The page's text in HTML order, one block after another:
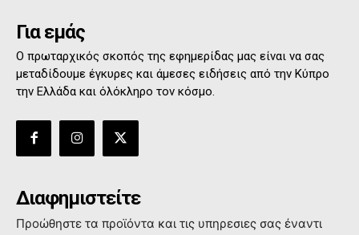
Για εμάς
Ο πρωταρχικός σκοπός της εφημερίδας μας είναι να σας
μεταδίδουμε έγκυρες και άμεσες ειδήσεις από την Κύπρο
την Ελλάδα και όλόκληρο τον κόσμο.
Διαφημιστείτε
Προώθηστε τα προϊόντα και τις υπηρεσιες σας έναντι